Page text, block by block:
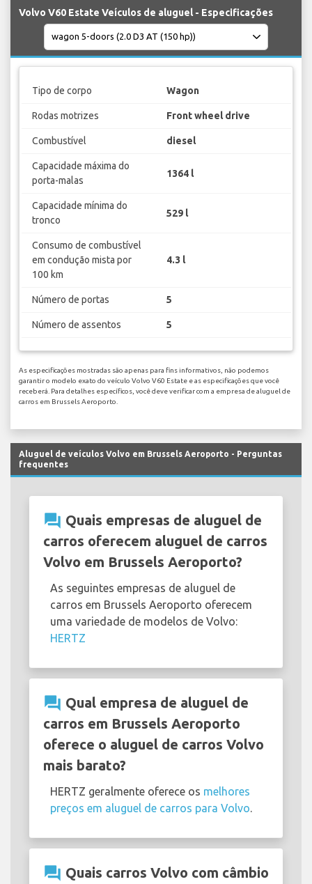
Volvo V60 Estate Veículos de aluguel - Especificações
Tipo de corpo Wagon
Rodas motrizes Front wheel drive
Combustível diesel
Capacidade máxima do
porta-malas
1364 l
Capacidade mínima do
tronco
529 l
Consumo de combustível
em condução mista por
100 km
4.3 l
Número de portas 5
Número de assentos 5
As especificações mostradas são apenas para fins informativos, não podemos
garantir o modelo exato do veículo Volvo V60 Estate e as especificações que você
receberá. Para detalhes específicos, você deve verificar com a empresa de aluguel de
carros em Brussels Aeroporto.
Aluguel de veículos Volvo em Brussels Aeroporto - Perguntas
frequentes
question_answer Quais empresas de aluguel de
carros oferecem aluguel de carros
Volvo em Brussels Aeroporto?
As seguintes empresas de aluguel de
carros em Brussels Aeroporto oferecem
uma variedade de modelos de Volvo:
HERTZ
question_answer Qual empresa de aluguel de
carros em Brussels Aeroporto
oferece o aluguel de carros Volvo
mais barato?
HERTZ geralmente oferece os melhores
preços em aluguel de carros para Volvo
question_answer Quais carros Volvo com câmbio